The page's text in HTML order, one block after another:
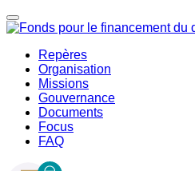
Repères
Organisation
Missions
Gouvernance
Documents
Focus
FAQ